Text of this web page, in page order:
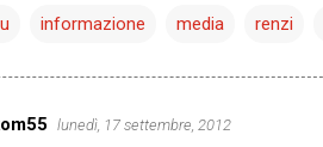
informazione media renzi
lunedì, 17 settembre, 2012